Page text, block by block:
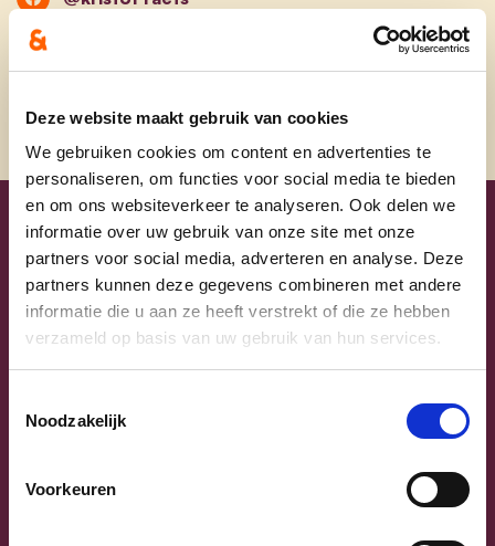
Deze website maakt gebruik van cookies
We gebruiken cookies om content en advertenties te
personaliseren, om functies voor social media te bieden
en om ons websiteverkeer te analyseren. Ook delen we
informatie over uw gebruik van onze site met onze
partners voor social media, adverteren en analyse. Deze
partners kunnen deze gegevens combineren met andere
informatie die u aan ze heeft verstrekt of die ze hebben
verzameld op basis van uw gebruik van hun services.
Noodzakelijk
Voorkeuren
Uw lijsttrekkers